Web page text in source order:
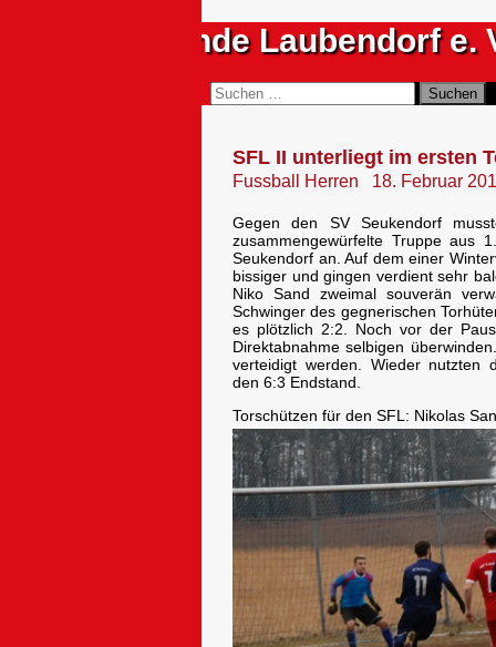
Sportfreunde Laubendorf e.
Suchen
nach:
SFL II unterliegt im ersten
Fussball Herren 18. Februar
Gegen den SV Seukendorf
zusammengewürfelte Truppe aus
Seukendorf an. Auf dem einer
bissiger und gingen verdient sehr
Niko Sand zweimal souverän
Schwinger des gegnerischen
es plötzlich 2:2. Noch vor der
Direktabnahme selbigen
verteidigt werden. Wieder nutzten
den 6:3 Endstand.
Torschützen für den SFL: Nikolas